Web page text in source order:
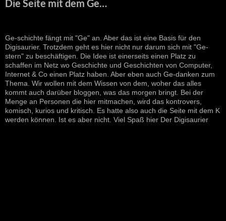
Die Seite mit dem Ge…
Ge-schichte fängt mit "Ge" an. Aber das ist eine Basis für den
Digisaurier. Trotzdem geht es hier nicht nur darum sich mit "Ge-
stern" zu beschäftigen. Die Idee ist einerseits einen Platz zu
schaffen im Netz wo Geschichte und Geschichten von Computer,
Internet & Co einen Platz haben. Aber eben auch Ge-danken zum
Thema. Wir wollen mit dem Wissen von dem, woher das alles
kommt auch darüber bloggen, was das morgen bringt. Bei der
Menge an Personen die hier mitmachen, wird das kontrovers,
komisch, kurios und kritisch. Es hatte also auch die Seite mit dem K
werden können. Ist es aber nicht. Viel Spaß hier Der Digisaurier